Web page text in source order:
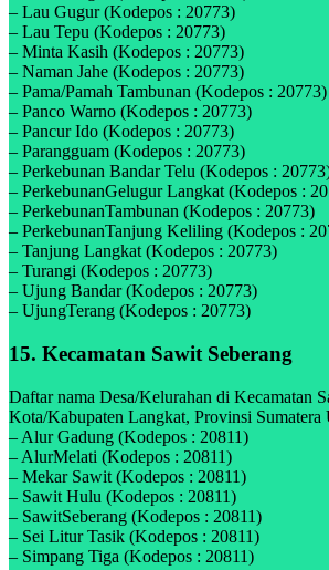
– Lau Gugur (Kodepos : 20773)
– Lau Tepu (Kodepos : 20773)
– Minta Kasih (Kodepos : 20773)
– Naman Jahe (Kodepos : 20773)
– Pama/Pamah Tambunan (Kodepos : 20773)
– Panco Warno (Kodepos : 20773)
– Pancur Ido (Kodepos : 20773)
– Parangguam (Kodepos : 20773)
– Perkebunan Bandar Telu (Kodepos :
– PerkebunanGelugur Langkat (Kodepos :
– PerkebunanTambunan (Kodepos : 20773)
– PerkebunanTanjung Keliling (Kodepos :
– Tanjung Langkat (Kodepos : 20773)
– Turangi (Kodepos : 20773)
– Ujung Bandar (Kodepos : 20773)
– UjungTerang (Kodepos : 20773)
15. Kecamatan Sawit Seberang
Daftar nama Desa/Kelurahan di Kecamatan
Kota/Kabupaten Langkat, Provinsi Sumatera
– Alur Gadung (Kodepos : 20811)
– AlurMelati (Kodepos : 20811)
– Mekar Sawit (Kodepos : 20811)
– Sawit Hulu (Kodepos : 20811)
– SawitSeberang (Kodepos : 20811)
– Sei Litur Tasik (Kodepos : 20811)
– Simpang Tiga (Kodepos : 20811)